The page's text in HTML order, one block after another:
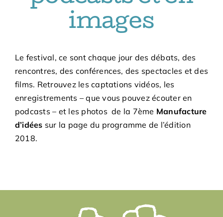
Infos pratiques
Adhésions
Contact
images
Le festival, ce sont chaque jour des débats, des
rencontres, des conférences, des spectacles et des
films. Retrouvez les captations vidéos, les
enregistrements – que vous pouvez écouter en
podcasts – et les photos de la 7ème Manufacture
d’idées sur la page du programme de l’édition
2018.